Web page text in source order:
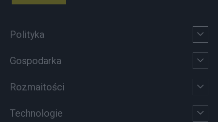
Polityka
Gospodarka
Rozmaitości
Technologie